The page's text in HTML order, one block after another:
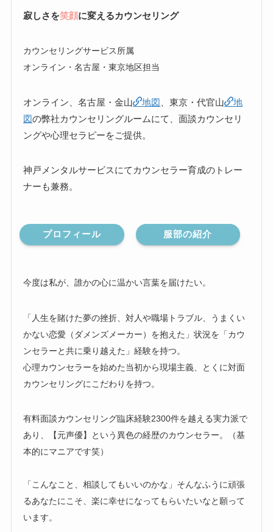
寂しさを笑顔に変えるカウンセリング
カウンセリングサービス所属
オンライン・名古屋・東京地区担当
オンライン、名古屋・金山 地図 、東京・代官山
地
図の弊社カウンセリングルームにて、面談カウンセリ
ングや心理セラピーをご提供。
神戸メンタルサービスにてカウンセラー育成のトレー
ナーも兼務。
プロフィール 服部の紹介
今度は私が、誰かの心に温かい言葉を届けたい。
「人生を賭けた夢の挫折、対人や職場トラブル、うまくい
かない恋愛（ダメンズメーカー）を抱えた」状況を「カウ
ンセラーと共に乗り越えた」経験を持つ。
心理カウンセラーを始めた当初から現場主義、とくに対面
カウンセリングにこだわりを持つ。
有料面談カウンセリング臨床経験2300件を越える実力派で
あり、【元声優】という異色の経歴のカウンセラー。（基
本的にマニアです笑）
「こんなこと、相談してもいいのかな」そんなふうに頑張
るあなたにこそ、楽に幸せになってもらいたいなと願って
います。